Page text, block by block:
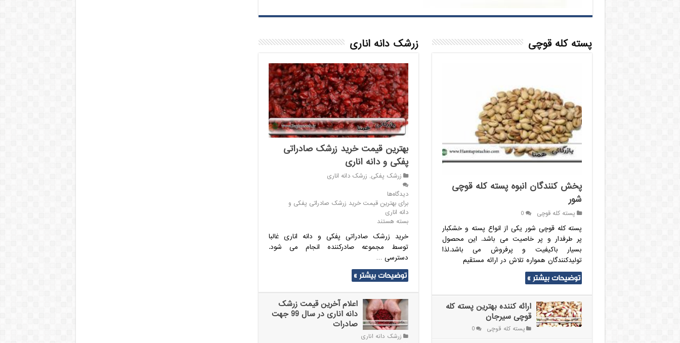
زرشک دانه اناری
بهترین قیمت خرید زرشک صادراتی
پفکی و دانه اناری
زرشک پفکی, زرشک دانه اناری
دیدگاه‌ها
برای بهترین قیمت خرید زرشک صادراتی پفکی و
دانه اناری
بسته هستند
خرید زرشک صادراتی پفکی و دانه اناری غالبا
توسط مجموعه صادرکننده انجام می شود.
دسترسی …
توضیحات بیشتر »
اعلام آخرین قیمت زرشک
دانه اناری در سال 99 جهت
صادرات
زرشک دانه اناری
پسته کله قوچی
پخش کنندگان انبوه پسته کله قوچی
شور
پسته کله قوچی 0
پسته کله قوچی شور یکی از انواع پسته و خشکبار
پر طرفدار و پر خاصیت می باشد. این محصول
بسیار باکیفیت و پرفروش می باشد.لذا
تولیدکنندگان همواره تلاش در ارائه مستقیم
توضیحات بیشتر »
ارائه کننده بهترین پسته کله
قوچی سیرجان
پسته کله قوچی 0